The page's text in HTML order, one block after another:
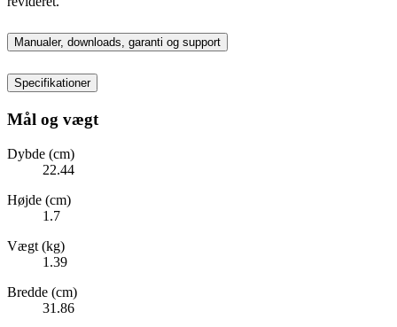
Manualer, downloads, garanti og support
Specifikationer
Mål og vægt
Dybde (cm)
22.44
Højde (cm)
1.7
Vægt (kg)
1.39
Bredde (cm)
31.86